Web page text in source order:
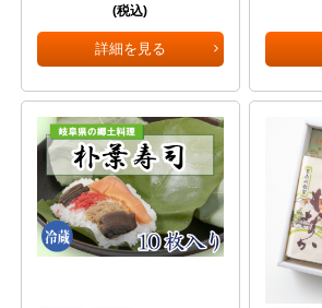
(税込)
詳細を見る